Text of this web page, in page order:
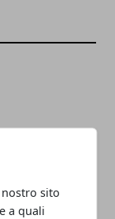
sito
a qualiin